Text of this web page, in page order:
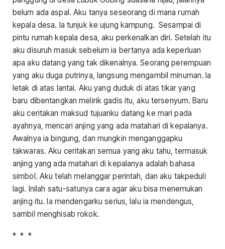
belum ada aspal. Aku tanya seseorang di mana rumah
kepala desa. Ia tunjuk ke ujung kampung. Sesampai di
pintu rumah kepala desa, aku perkenalkan diri. Setelah itu
aku disuruh masuk sebelum ia bertanya ada keperluan
apa aku datang yang tak dikenalnya. Seorang perempuan
yang aku duga putrinya, langsung mengambil minuman. Ia
letak di atas lantai. Aku yang duduk di atas tikar yang
baru dibentangkan melirik gadis itu, aku tersenyum. Baru
aku ceritakan maksud tujuanku datang ke mari pada
ayahnya, mencari anjing yang ada matahari di kepalanya.
Awalnya ia bingung, dan mungkin menganggapku
takwaras. Aku ceritakan semua yang aku tahu, termasuk
anjing yang ada matahari di kepalanya adalah bahasa
simbol. Aku telah melanggar perintah, dan aku takpeduli
lagi. Inilah satu-satunya cara agar aku bisa menemukan
anjing itu. Ia mendengarku serius, lalu ia mendengus,
sambil menghisab rokok.
* * *